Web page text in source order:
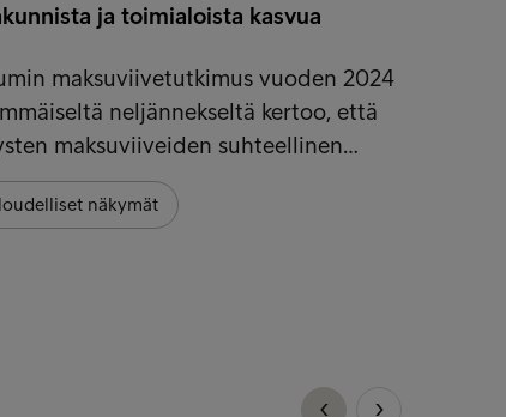
ja toimialoista kasvua
maksuviivetutkimus vuoden 2024
neljännekseltä kertoo, että
maksuviiveiden suhteellinen…
näkymät